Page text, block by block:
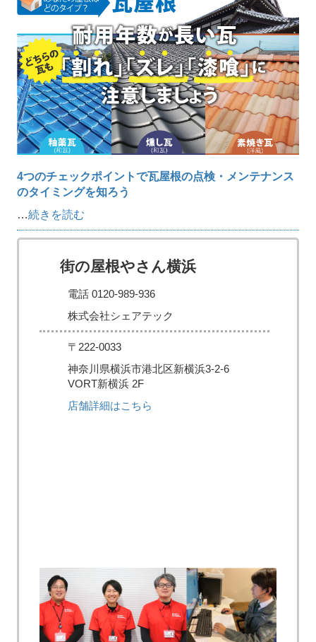
4つのチェックポイントで瓦屋根の点検・メンテナンス
のタイミングを知ろう
…続きを読む
街の屋根やさん横浜
電話 0120-989-936
株式会社シェアテック
〒222-0033
神奈川県横浜市港北区新横浜3-2-6
VORT新横浜 2F
店舗詳細はこちら